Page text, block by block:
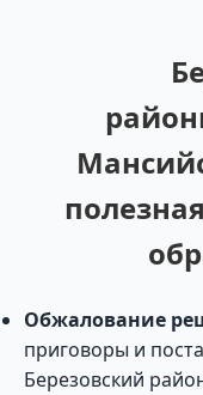
Обжалование
приговоры и
Березовский